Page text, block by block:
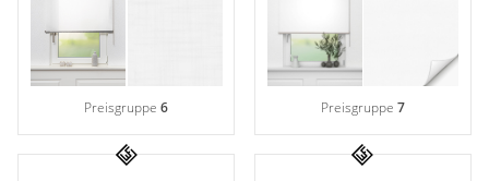
Preisgruppe6 Preisgruppe 7